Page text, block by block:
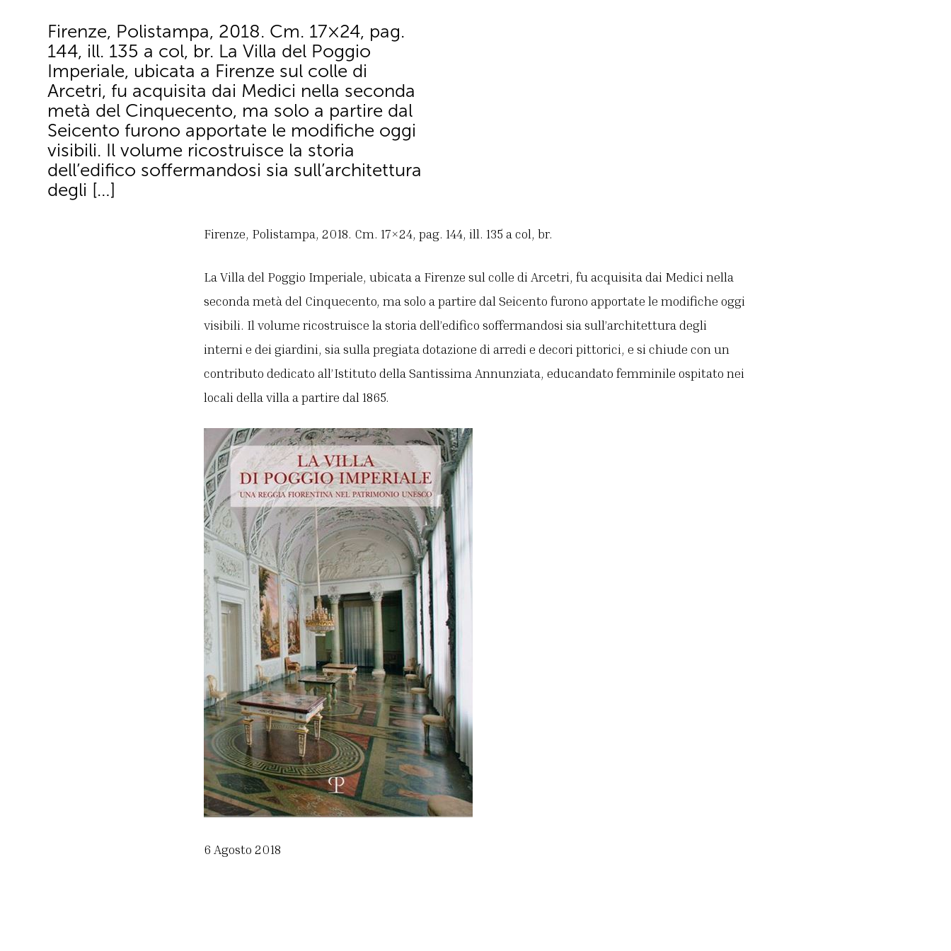
Firenze, Polistampa, 2018. Cm. 17×24, pag.
144, ill. 135 a col, br. La Villa del Poggio
Imperiale, ubicata a Firenze sul colle di
Arcetri, fu acquisita dai Medici nella seconda
metà del Cinquecento, ma solo a partire dal
Seicento furono apportate le modifiche oggi
visibili. Il volume ricostruisce la storia
dell’edifico soffermandosi sia sull’architettura
degli […]
Firenze, Polistampa, 2018. Cm. 17×24, pag. 144, ill. 135 a col, br.
La Villa del Poggio Imperiale, ubicata a Firenze sul colle di Arcetri, fu acquisita dai Medici nella
seconda metà del Cinquecento, ma solo a partire dal Seicento furono apportate le modifiche oggi
visibili. Il volume ricostruisce la storia dell’edifico soffermandosi sia sull’architettura degli
interni e dei giardini, sia sulla pregiata dotazione di arredi e decori pittorici, e si chiude con un
contributo dedicato all’Istituto della Santissima Annunziata, educandato femminile ospitato nei
locali della villa a partire dal 1865.
6 Agosto 2018